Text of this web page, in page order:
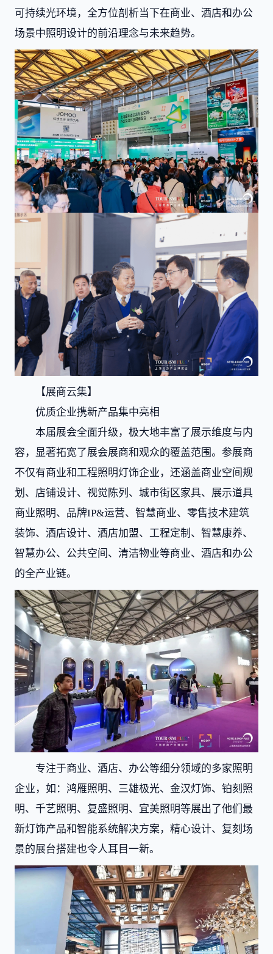
可持续光环境，全方位剖析当下在商业、酒店和办公
场景中照明设计的前沿理念与未来趋势。
【展商云集】
优质企业携新产品集中亮相
本届展会全面升级，极大地丰富了展示维度与内
容，显著拓宽了展会展商和观众的覆盖范围。参展商
不仅有商业和工程照明灯饰企业，还涵盖商业空间规
划、店铺设计、视觉陈列、城市街区家具、展示道具
商业照明、品牌IP&运营、智慧商业、零售技术建筑
装饰、酒店设计、酒店加盟、工程定制、智慧康养、
智慧办公、公共空间、清洁物业等商业、酒店和办公
的全产业链。
专注于商业、酒店、办公等细分领域的多家照明
企业，如：鸿雁照明、三雄极光、金汉灯饰、铂刻照
明、千艺照明、复盛照明、宜美照明等展出了他们最
新灯饰产品和智能系统解决方案，精心设计、复刻场
景的展台搭建也令人耳目一新。